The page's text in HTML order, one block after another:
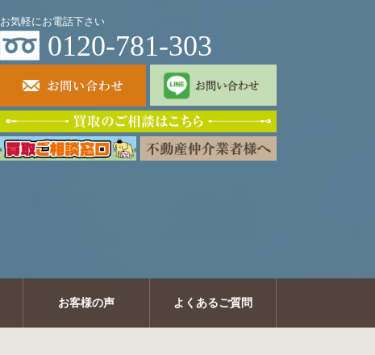
お気軽にお電話下さい
0120-781-303
お客様の声 よくあるご質問